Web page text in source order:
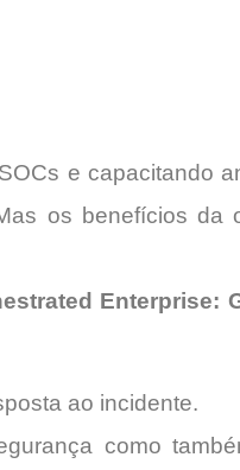
e capacitando
os benefícios da
Enterprise:
ao incidente.
como